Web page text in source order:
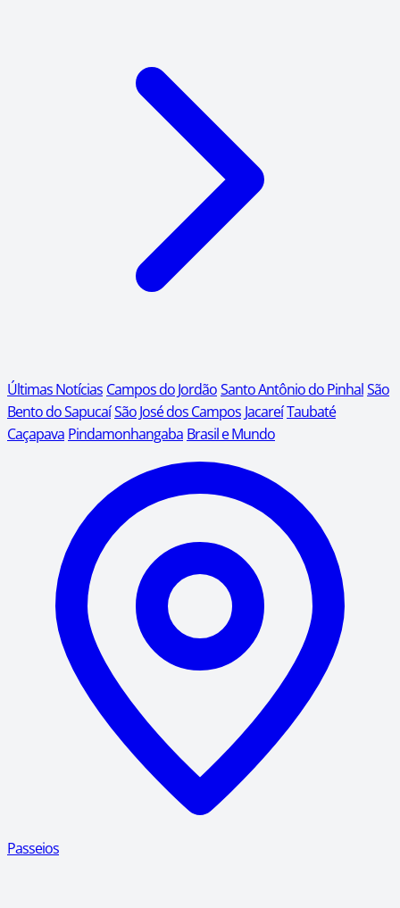
Últimas Notícias Campos do JordãoSanto Antônio do PinhalSão
Bento do SapucaíSão José dos Campos JacareíTaubaté
Caçapava Pindamonhangaba Brasil e Mundo
Passeios